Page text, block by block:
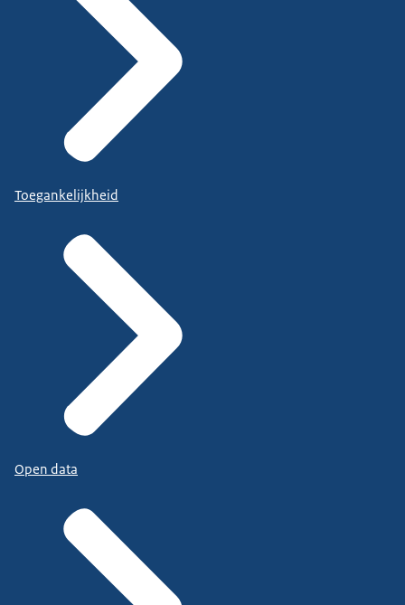
Toegankelijkheid
Open data